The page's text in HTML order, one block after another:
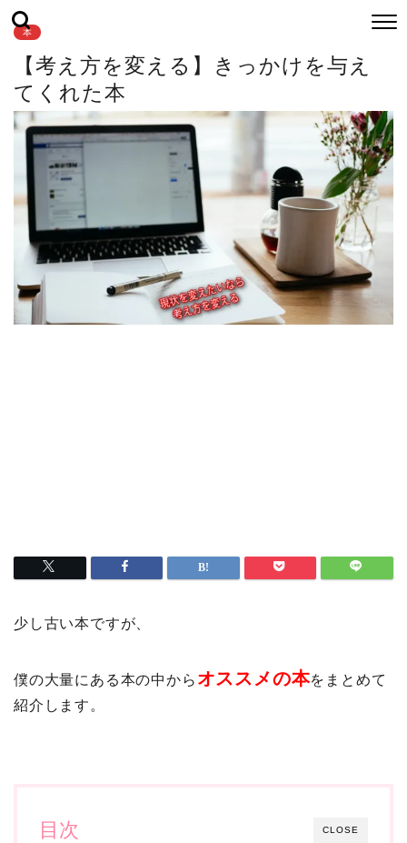
本
【考え方を変える】きっかけを与え
てくれた本
少し古い本ですが、
僕の大量にある本の中から オススメの本をまとめて
紹介します。
CLOSE
目次